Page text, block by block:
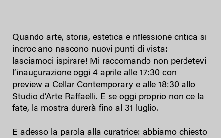
Quando arte, storia, estetica e riflessione critica si
incrociano nascono nuovi punti di vista:
lasciamoci ispirare! Mi raccomando non perdetevi
l’inaugurazione oggi 4 aprile alle 17:30 con
preview a Cellar Contemporary e alle 18:30 allo
Studio d’Arte Raffaelli. E se oggi proprio non ce la
fate, la mostra durerà fino al 31 luglio.
E adesso la parola alla curatrice: abbiamo chiesto